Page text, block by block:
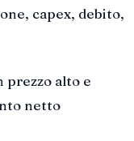
capex, debito,
prezzo alto e
netto